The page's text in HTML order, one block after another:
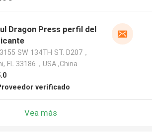
Dragon Press perfil del
SW 134TH ST. D207，
FL 33186，USA ,China
verificado
Vea más